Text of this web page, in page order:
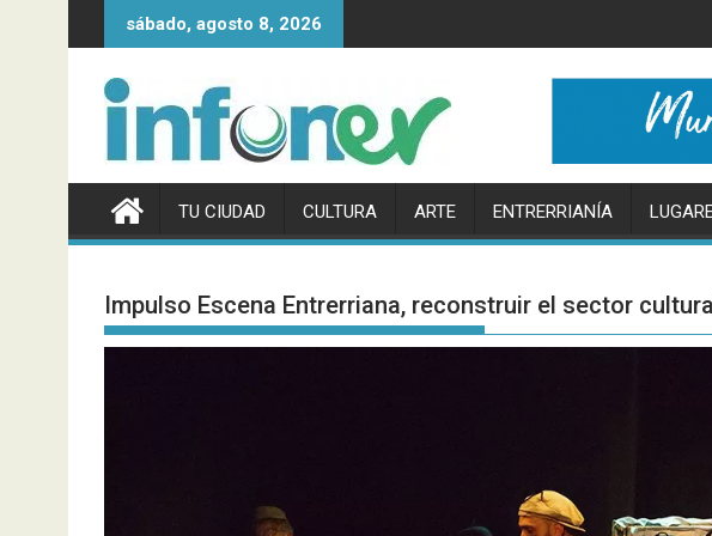
al
sábado, agosto 8, 2026
TU CIUDAD CULTURA ARTE ENTRERRIANÍA
Impulso Escena Entrerriana, reconstruir el sector